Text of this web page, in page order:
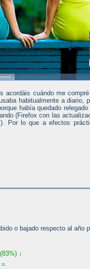
acordáis cuándo me
habitualmente a diario,
había quedado
(Firefox con las
Por lo que a efectos
o bajado respecto al año
↓
=